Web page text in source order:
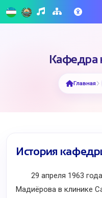
Кафедра
Главная
История
29 апреля 1963
Мадиёрова в клинике